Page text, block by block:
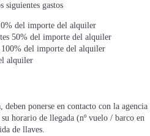
siguientes gastos
0% del importe del alquiler
50% del importe del alquiler
100% del importe del alquiler
alquiler
deben ponerse en contacto con la agencia
horario de llegada (nº vuelo / barco en
de llaves.